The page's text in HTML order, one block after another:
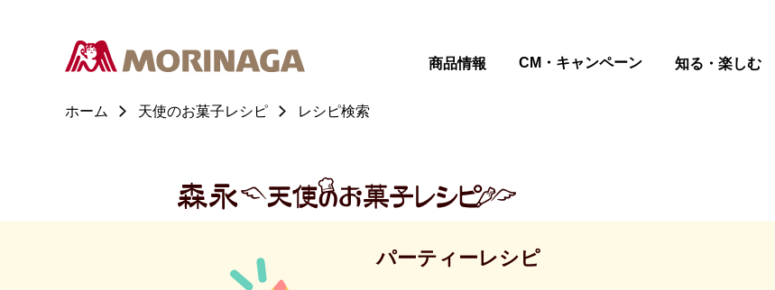
商品情報 CM・キャンペーン 知る・楽しむ
ホーム 天使のお菓子レシピ レシピ検索
パーティーレシピ